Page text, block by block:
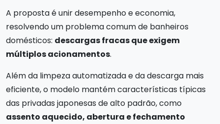
A proposta é unir desempenho e economia,
resolvendo um problema comum de banheiros
domésticos: descargas fracas que exigem
múltiplos acionamentos.
Além da limpeza automatizada e da descarga mais
eficiente, o modelo mantém características típicas
das privadas japonesas de alto padrão, como
assento aquecido, abertura e fechamento